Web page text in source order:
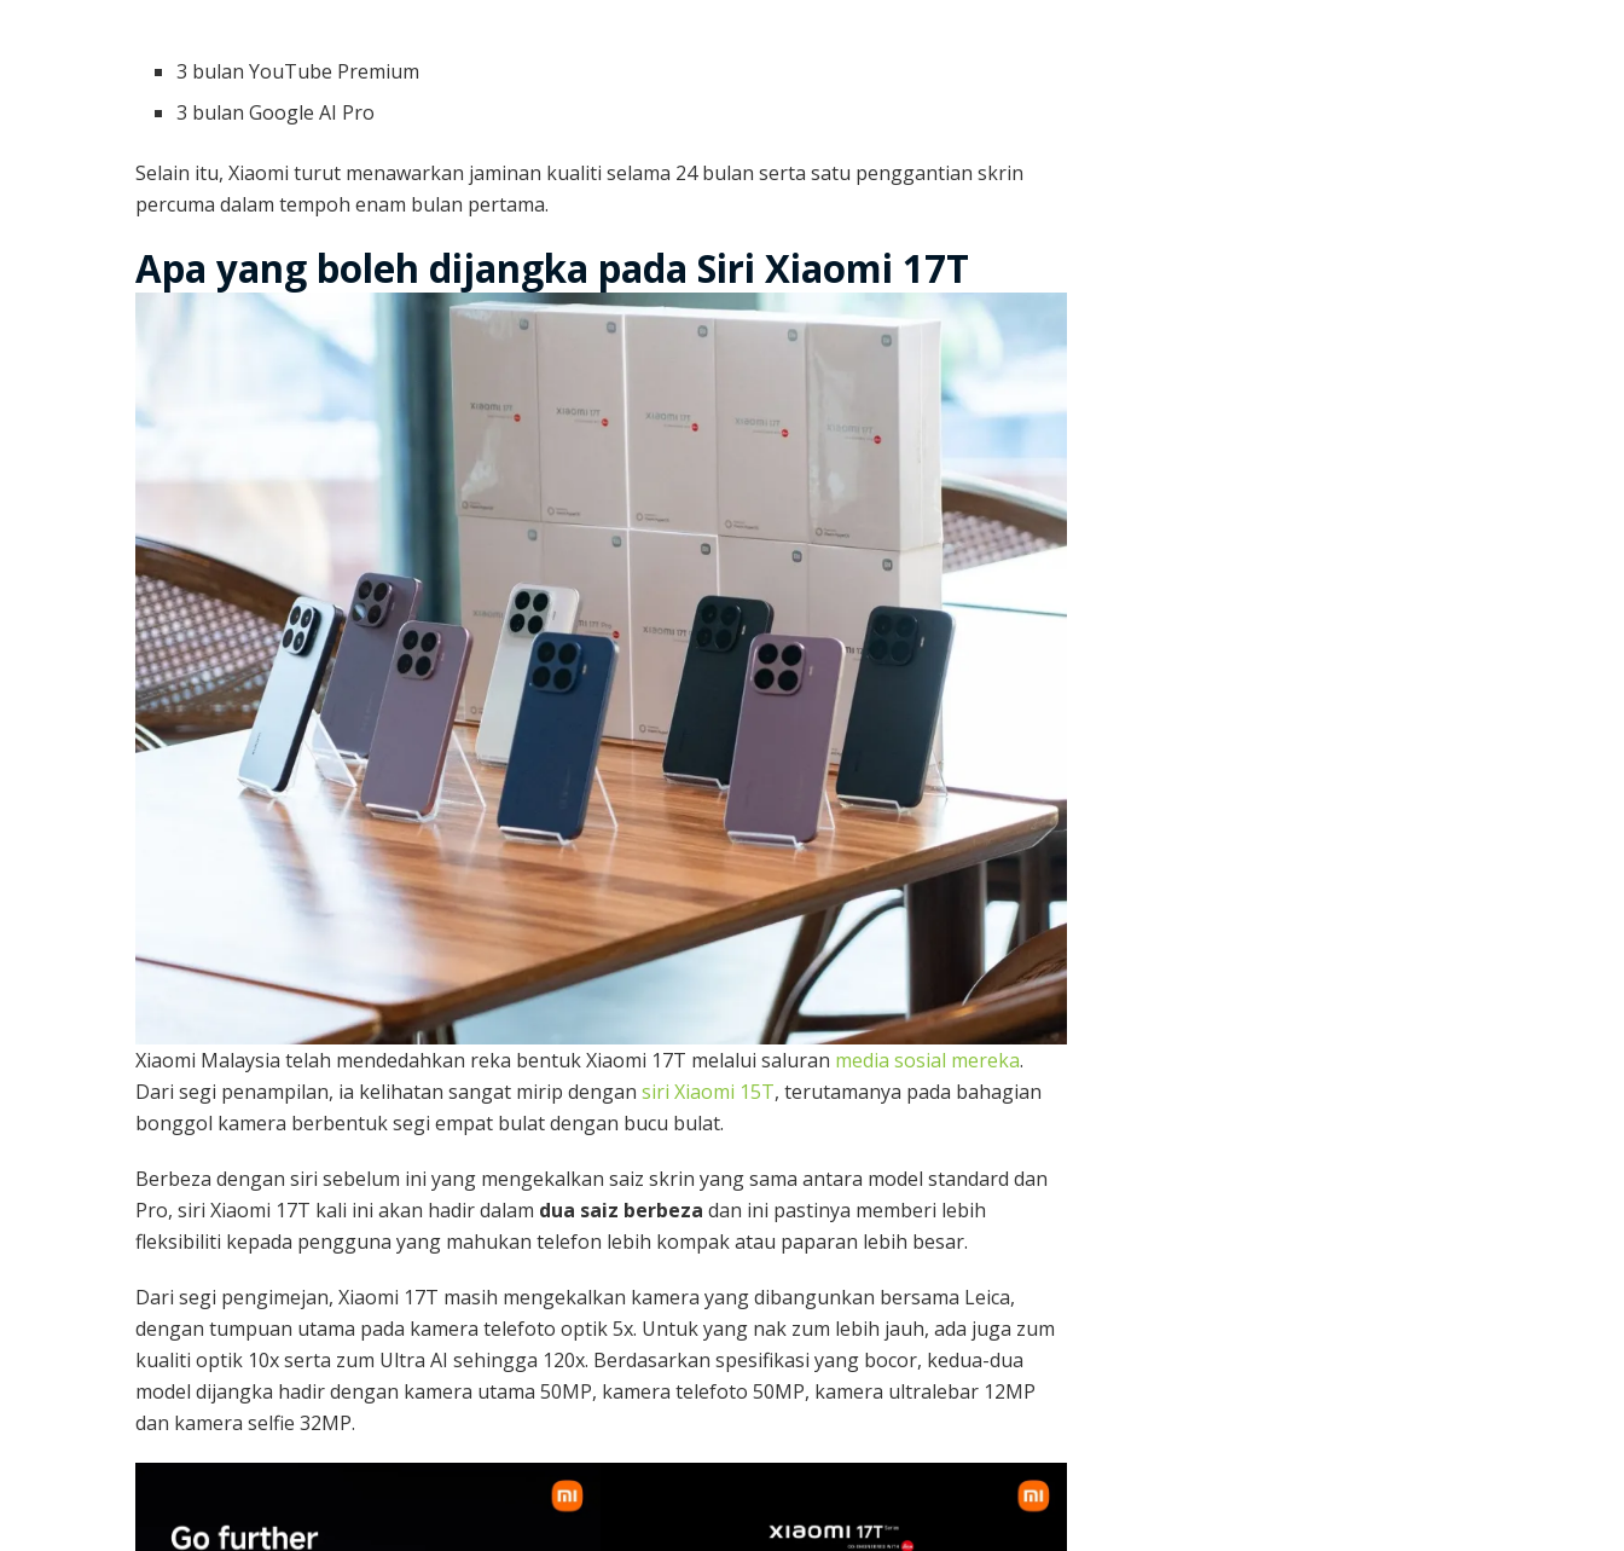
3 bulan YouTube Premium
3 bulan Google AI Pro
Selain itu, Xiaomi turut menawarkan jaminan kualiti selama 24 bulan serta satu penggantian skrin
percuma dalam tempoh enam bulan pertama.
Apa yang boleh dijangka pada Siri Xiaomi 17T
Xiaomi Malaysia telah mendedahkan reka bentuk Xiaomi 17T melalui saluran media sosial mereka.
Dari segi penampilan, ia kelihatan sangat mirip dengan siri Xiaomi 15T, terutamanya pada bahagian
bonggol kamera berbentuk segi empat bulat dengan bucu bulat.
Berbeza dengan siri sebelum ini yang mengekalkan saiz skrin yang sama antara model standard dan
Pro, siri Xiaomi 17T kali ini akan hadir dalam dua saiz berbeza dan ini pastinya memberi lebih
fleksibiliti kepada pengguna yang mahukan telefon lebih kompak atau paparan lebih besar.
Dari segi pengimejan, Xiaomi 17T masih mengekalkan kamera yang dibangunkan bersama Leica,
dengan tumpuan utama pada kamera telefoto optik 5x. Untuk yang nak zum lebih jauh, ada juga zum
kualiti optik 10x serta zum Ultra AI sehingga 120x. Berdasarkan spesifikasi yang bocor, kedua-dua
model dijangka hadir dengan kamera utama 50MP, kamera telefoto 50MP, kamera ultralebar 12MP
dan kamera selfie 32MP.